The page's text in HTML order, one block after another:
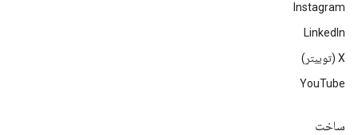
Instagram
LinkedIn
‫X (توییتر)
YouTube
ساخت